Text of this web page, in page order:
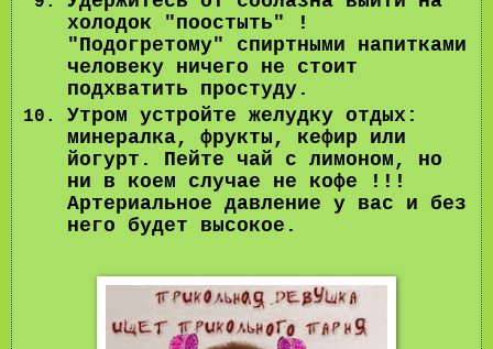
холодок "поостыть" !
"Подогретому" спиртными напитками
человеку ничего не стоит
подхватить простуду.
Утром устройте желудку отдых:
минералка, фрукты, кефир или
йогурт. Пейте чай с лимоном, но
ни в коем случае не кофе !!!
Артериальное давление у вас и без
него будет высокое.